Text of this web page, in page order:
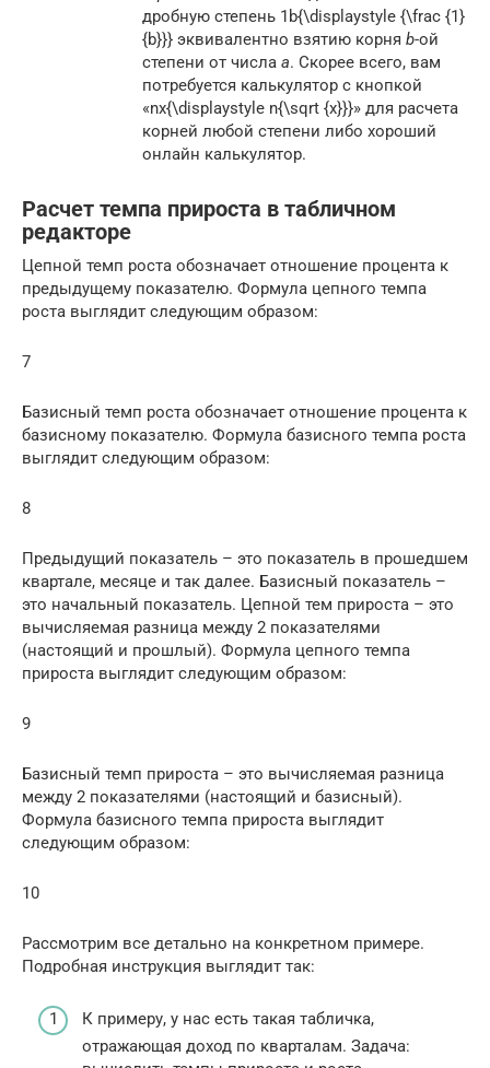
дробную степень 1b{\displaystyle {\frac {1}
{b}}} эквивалентно взятию корня b-ой
степени от числа a. Скорее всего, вам
потребуется калькулятор с кнопкой
«nx{\displaystyle n{\sqrt {x}}}» для расчета
корней любой степени либо хороший
онлайн калькулятор.
Расчет темпа прироста в табличном
редакторе
Цепной темп роста обозначает отношение процента к
предыдущему показателю. Формула цепного темпа
роста выглядит следующим образом:
7
Базисный темп роста обозначает отношение процента к
базисному показателю. Формула базисного темпа роста
выглядит следующим образом:
8
Предыдущий показатель – это показатель в прошедшем
квартале, месяце и так далее. Базисный показатель –
это начальный показатель. Цепной тем прироста – это
вычисляемая разница между 2 показателями
(настоящий и прошлый). Формула цепного темпа
прироста выглядит следующим образом:
9
Базисный темп прироста – это вычисляемая разница
между 2 показателями (настоящий и базисный).
Формула базисного темпа прироста выглядит
следующим образом:
10
Рассмотрим все детально на конкретном примере.
Подробная инструкция выглядит так:
К примеру, у нас есть такая табличка,
отражающая доход по кварталам. Задача: